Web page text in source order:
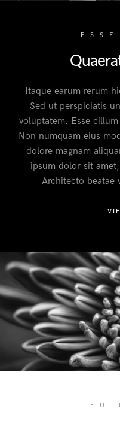
Itaque earum rerum
Sed ut perspiciatis
voluptatem. Esse
Non numquam eius
dolore magnam
ipsum dolor sit
Architecto beatae
EU